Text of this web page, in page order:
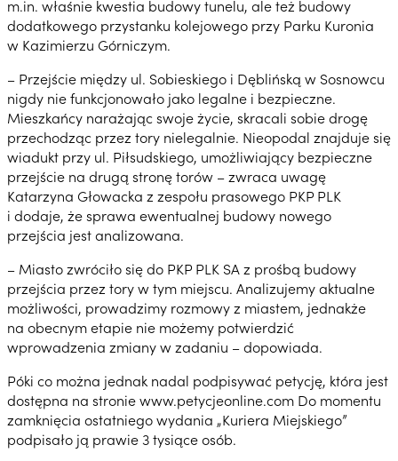
m.in. właśnie kwestia budowy tunelu, ale też budowy
dodatkowego przystanku kolejowego przy Parku Kuronia
w Kazimierzu Górniczym.
– Przejście między ul. Sobieskiego i Dęblińską w Sosnowcu
nigdy nie funkcjonowało jako legalne i bezpieczne.
Mieszkańcy narażając swoje życie, skracali sobie drogę
przechodząc przez tory nielegalnie. Nieopodal znajduje się
wiadukt przy ul. Piłsudskiego, umożliwiający bezpieczne
przejście na drugą stronę torów – zwraca uwagę
Katarzyna Głowacka z zespołu prasowego PKP PLK
i dodaje, że sprawa ewentualnej budowy nowego
przejścia jest analizowana.
– Miasto zwróciło się do PKP PLK SA z prośbą budowy
przejścia przez tory w tym miejscu. Analizujemy aktualne
możliwości, prowadzimy rozmowy z miastem, jednakże
na obecnym etapie nie możemy potwierdzić
wprowadzenia zmiany w zadaniu – dopowiada.
Póki co można jednak nadal podpisywać petycję, która jest
dostępna na stronie www.petycjeonline.com Do momentu
zamknięcia ostatniego wydania „Kuriera Miejskiego”
podpisało ją prawie 3 tysiące osób.